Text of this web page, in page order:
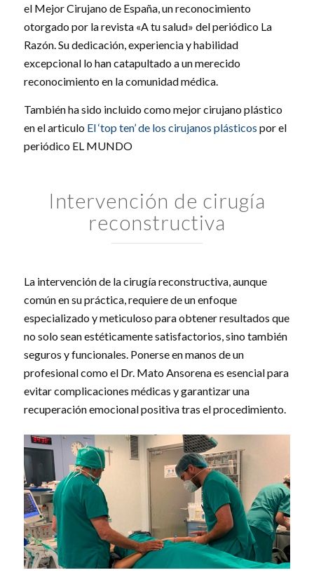
el Mejor Cirujano de España, un reconocimiento
otorgado por la revista «A tu salud» del periódico La
Razón. Su dedicación, experiencia y habilidad
excepcional lo han catapultado a un merecido
reconocimiento en la comunidad médica.
También ha sido incluido como mejor cirujano plástico
en el articulo El ‘top ten’ de los cirujanos plásticos por el
periódico EL MUNDO
Intervención de cirugía
reconstructiva
La intervención de la cirugía reconstructiva, aunque
común en su práctica, requiere de un enfoque
especializado y meticuloso para obtener resultados que
no solo sean estéticamente satisfactorios, sino también
seguros y funcionales. Ponerse en manos de un
profesional como el Dr. Mato Ansorena es esencial para
evitar complicaciones médicas y garantizar una
recuperación emocional positiva tras el procedimiento.